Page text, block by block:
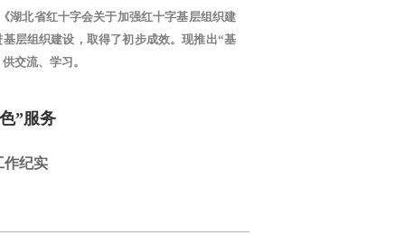
北省红十字会关于加强红十字基层组织建
层组织建设，取得了初步成效。现推出“基
交流、学习。
”服务
纪实